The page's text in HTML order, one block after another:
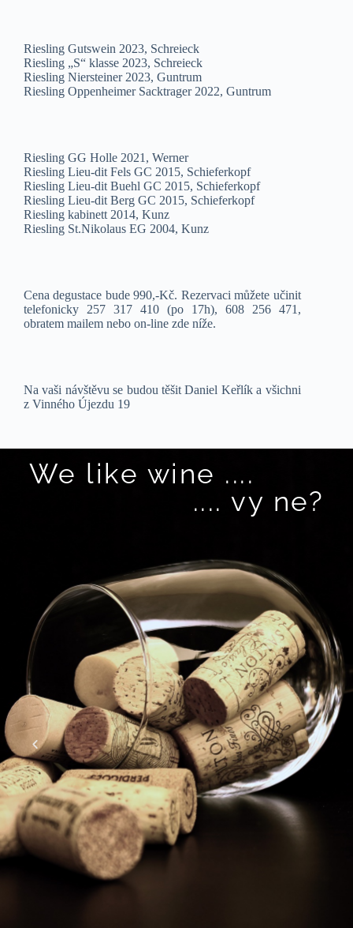
Riesling Gutswein 2023, Schreieck
Riesling „S“ klasse 2023, Schreieck
Riesling Niersteiner 2023, Guntrum
Riesling Oppenheimer Sacktrager 2022, Guntrum
Riesling GG Holle 2021, Werner
Riesling Lieu-dit Fels GC 2015, Schieferkopf
Riesling Lieu-dit Buehl GC 2015, Schieferkopf
Riesling Lieu-dit Berg GC 2015, Schieferkopf
Riesling kabinett 2014, Kunz
Riesling St.Nikolaus EG 2004, Kunz
Cena degustace bude 990,-Kč. Rezervaci můžete učinit
telefonicky 257 317 410 (po 17h), 608 256 471,
obratem mailem nebo on-line zde níže.
Na vaši návštěvu se budou těšit Daniel Keřlík a všichni
z Vinného Újezdu 19
We like wine ....
.... vy ne?